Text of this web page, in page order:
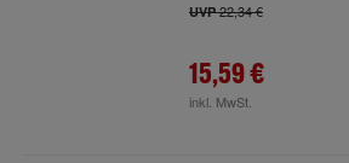
UVP22,34 €
15,59 €
inkl. MwSt.